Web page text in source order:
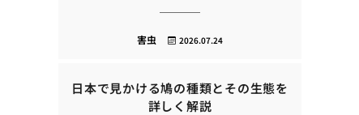
2026.07.24
害虫
日本で見かける鳩の種類とその生態を
詳しく解説